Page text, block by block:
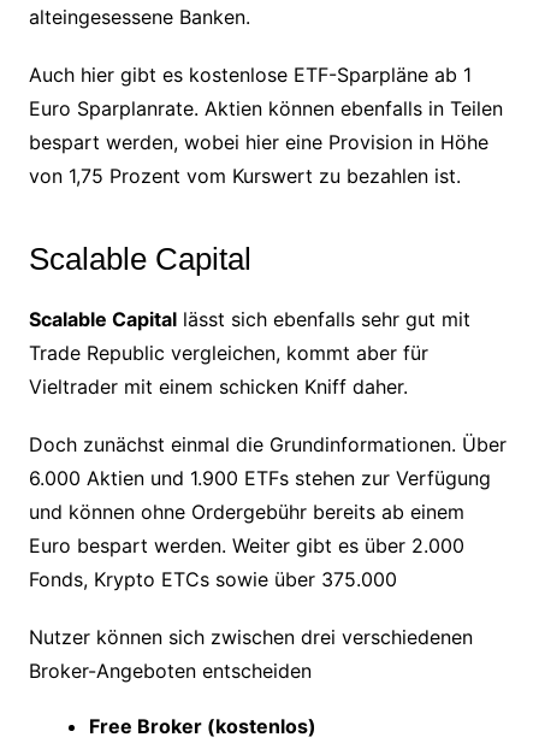
alteingesessene Banken.
Auch hier gibt es kostenlose ETF-Sparpläne ab 1
Euro Sparplanrate. Aktien können ebenfalls in Teilen
bespart werden, wobei hier eine Provision in Höhe
von 1,75 Prozent vom Kurswert zu bezahlen ist.
Scalable Capital
Scalable Capitallässt sich ebenfalls sehr gut mit
Trade Republic vergleichen, kommt aber für
Vieltrader mit einem schicken Kniff daher.
Doch zunächst einmal die Grundinformationen. Über
6.000 Aktien und 1.900 ETFs stehen zur Verfügung
und können ohne Ordergebühr bereits ab einem
Euro bespart werden. Weiter gibt es über 2.000
Fonds, Krypto ETCs sowie über 375.000
Nutzer können sich zwischen drei verschiedenen
Broker-Angeboten entscheiden
Free Broker (kostenlos)